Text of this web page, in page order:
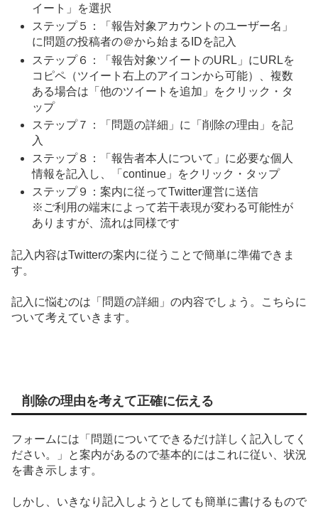
イート」を選択
ステップ５：「報告対象アカウントのユーザー名」
に問題の投稿者の＠から始まるIDを記入
ステップ６：「報告対象ツイートのURL」にURLを
コピペ（ツイート右上のアイコンから可能）、複数
ある場合は「他のツイートを追加」をクリック・タ
ップ
ステップ７：「問題の詳細」に「削除の理由」を記
入
ステップ８：「報告者本人について」に必要な個人
情報を記入し、「continue」をクリック・タップ
ステップ９：案内に従ってTwitter運営に送信
※ご利用の端末によって若干表現が変わる可能性が
ありますが、流れは同様です
記入内容はTwitterの案内に従うことで簡単に準備できま
す。
記入に悩むのは「問題の詳細」の内容でしょう。こちらに
ついて考えていきます。
削除の理由を考えて正確に伝える
フォームには「問題についてできるだけ詳しく記入してく
ださい。」と案内があるので基本的にはこれに従い、状況
を書き示します。
しかし、いきなり記入しようとしても簡単に書けるもので